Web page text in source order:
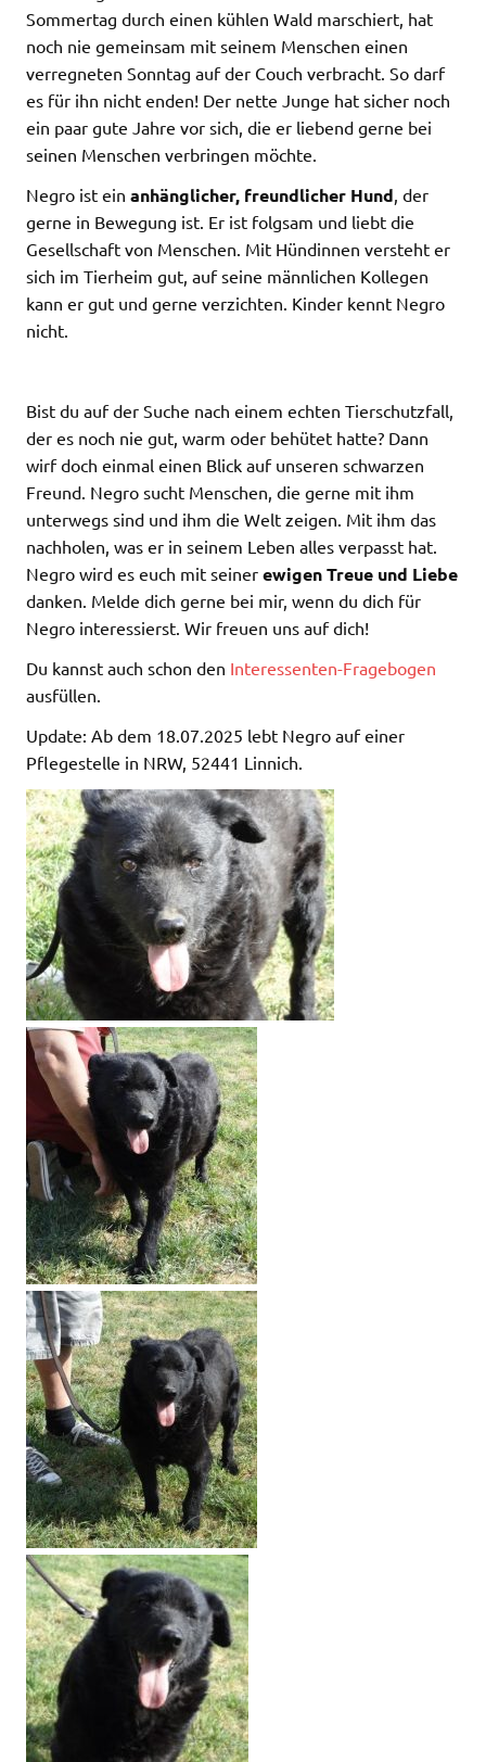
Sommertag durch einen kühlen Wald marschiert, hat
noch nie gemeinsam mit seinem Menschen einen
verregneten Sonntag auf der Couch verbracht. So darf
es für ihn nicht enden! Der nette Junge hat sicher noch
ein paar gute Jahre vor sich, die er liebend gerne bei
seinen Menschen verbringen möchte.
Negro ist ein anhänglicher, freundlicher Hund , der
gerne in Bewegung ist. Er ist folgsam und liebt die
Gesellschaft von Menschen. Mit Hündinnen versteht er
sich im Tierheim gut, auf seine männlichen Kollegen
kann er gut und gerne verzichten. Kinder kennt Negro
nicht.
Bist du auf der Suche nach einem echten Tierschutzfall,
der es noch nie gut, warm oder behütet hatte? Dann
wirf doch einmal einen Blick auf unseren schwarzen
Freund. Negro sucht Menschen, die gerne mit ihm
unterwegs sind und ihm die Welt zeigen. Mit ihm das
nachholen, was er in seinem Leben alles verpasst hat.
Negro wird es euch mit seiner ewigen Treue und Liebe
danken. Melde dich gerne bei mir, wenn du dich für
Negro interessierst. Wir freuen uns auf dich!
Du kannst auch schon den Interessenten-Fragebogen
ausfüllen.
Update: Ab dem 18.07.2025 lebt Negro auf einer
Pflegestelle in NRW, 52441 Linnich.